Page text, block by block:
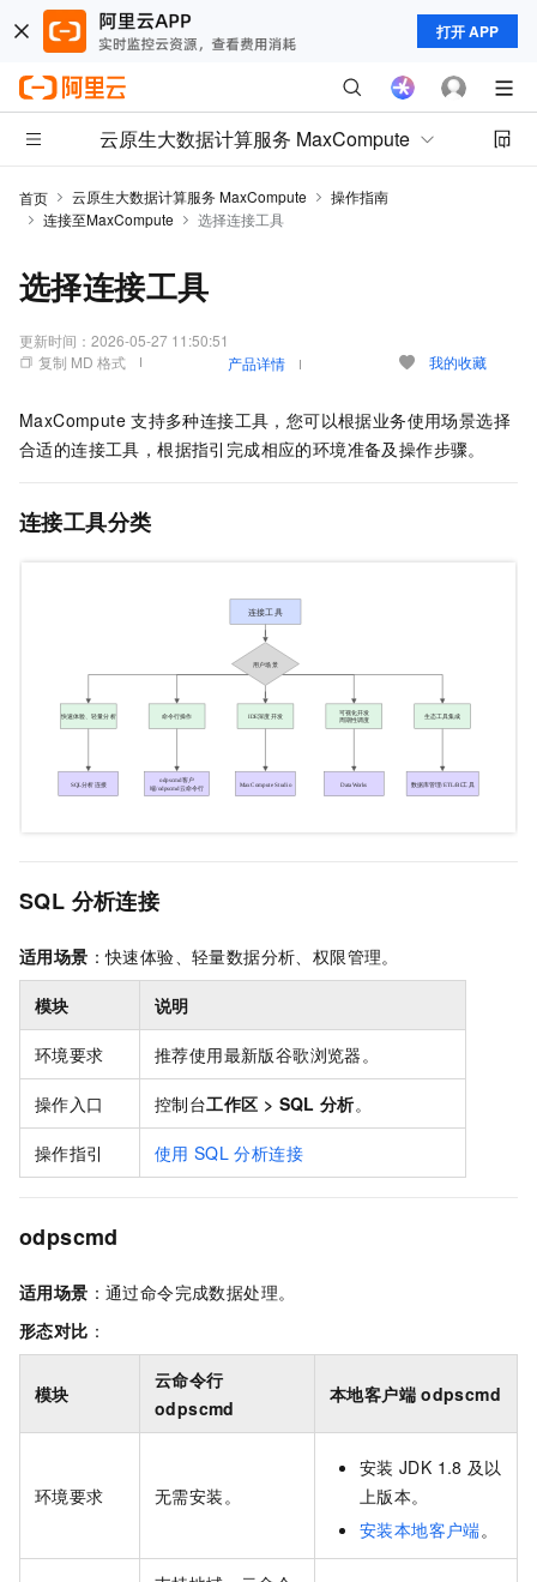
打开 APP
云原生大数据计算服务 MaxCompute
首页 云原生大数据计算服务 MaxCompute
操作指南
连接至MaxCompute
选择连接工具
选择连接工具
更新时间： 2026-05-27 11:50:51
复制 MD 格式
产品详情 我的收藏
MaxCompute 支持多种连接工具，您可以根据业务使用场景选择
合适的连接工具，根据指引完成相应的环境准备及操作步骤。
连接工具分类
SQL 分析连接
适用场景 ：快速体验、轻量数据分析、权限管理。
模块 说明
环境要求 推荐使用最新版谷歌浏览器。
操作入口 控制台工作区 > SQL 分析。
操作指引 使用 SQL 分析连接
odpscmd
适用场景 ：通过命令完成数据处理。
形态对比 ：
模块
云命令行
odpscmd
本地客户端 odpscmd
环境要求 无需安装。
安装 JDK 1.8 及以
上版本。
安装本地客户端。